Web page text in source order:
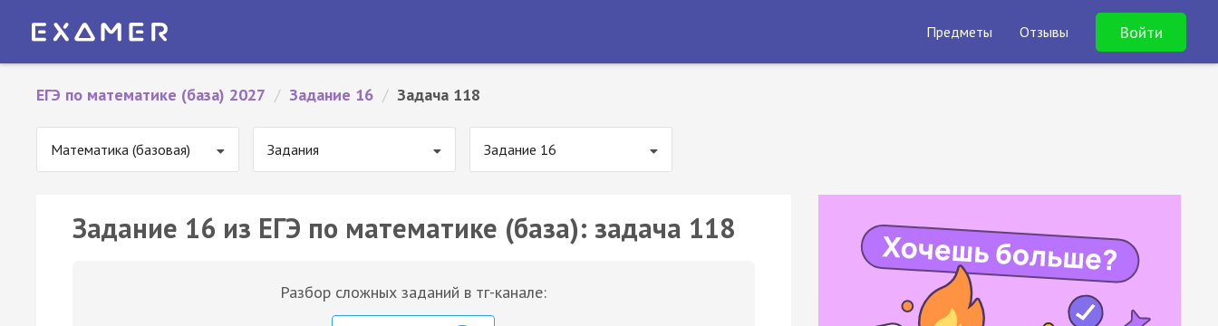
Предметы Отзывы Войти
ЕГЭ по математике (база) 2027 / Задание 16 / Задача 118
Математика (базовая) Задания Задание 16
Задание 16 из ЕГЭ по математике (база): задача 118
Разбор сложных заданий в тг-канале: